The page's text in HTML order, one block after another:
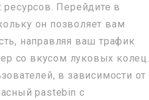
Перейдите в
он позволяет вам
направляя ваш трафик
со вкусом луковых колец.
в зависимости от
pastebin с